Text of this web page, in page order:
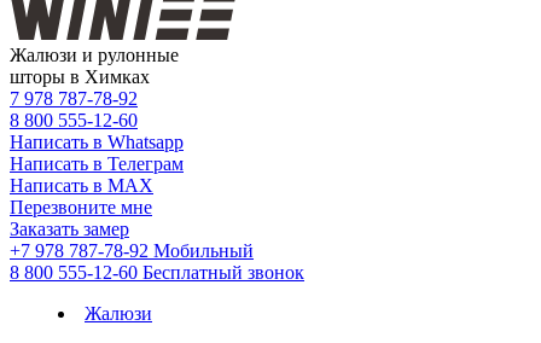
Жалюзи и рулонные
шторы в Химках
7 978 787-78-92
8 800 555-12-60
Написать в Whatsapp
Написать в Телеграм
Написать в MAX
Перезвоните мне
Заказать замер
+7 978 787-78-92 Мобильный
8 800 555-12-60 Бесплатный звонок
Жалюзи